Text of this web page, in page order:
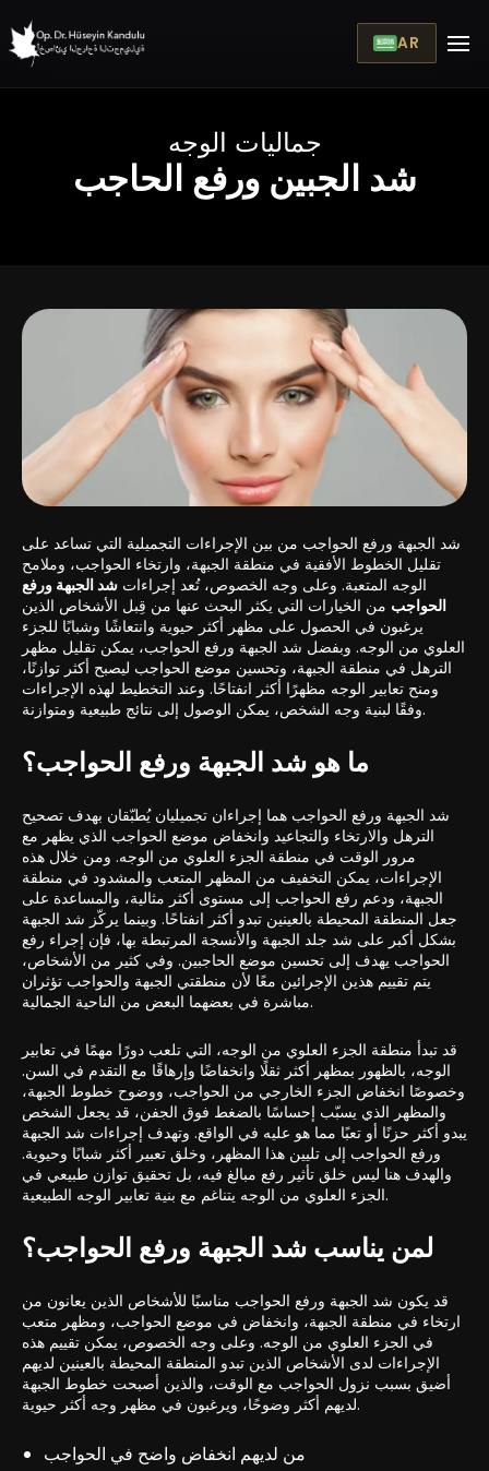
AR
جماليات الوجه
شد الجبين ورفع الحاجب
شد الجبهة ورفع الحواجب من بين الإجراءات التجميلية التي تساعد على
تقليل الخطوط الأفقية في منطقة الجبهة، وارتخاء الحواجب، وملامح
الوجه المتعبة. وعلى وجه الخصوص، تُعد إجراءات شد الجبهة ورفع
الحواجب من الخيارات التي يكثر البحث عنها من قِبل الأشخاص الذين
يرغبون في الحصول على مظهر أكثر حيوية وانتعاشًا وشبابًا للجزء
العلوي من الوجه. وبفضل شد الجبهة ورفع الحواجب، يمكن تقليل مظهر
الترهل في منطقة الجبهة، وتحسين موضع الحواجب ليصبح أكثر توازنًا،
ومنح تعابير الوجه مظهرًا أكثر انفتاحًا. وعند التخطيط لهذه الإجراءات
وفقًا لبنية وجه الشخص، يمكن الوصول إلى نتائج طبيعية ومتوازنة.
ما هو شد الجبهة ورفع الحواجب؟
شد الجبهة ورفع الحواجب هما إجراءان تجميليان يُطبّقان بهدف تصحيح
الترهل والارتخاء والتجاعيد وانخفاض موضع الحواجب الذي يظهر مع
مرور الوقت في منطقة الجزء العلوي من الوجه. ومن خلال هذه
الإجراءات، يمكن التخفيف من المظهر المتعب والمشدود في منطقة
الجبهة، ودعم رفع الحواجب إلى مستوى أكثر مثالية، والمساعدة على
جعل المنطقة المحيطة بالعينين تبدو أكثر انفتاحًا. وبينما يركّز شد الجبهة
بشكل أكبر على شد جلد الجبهة والأنسجة المرتبطة بها، فإن إجراء رفع
الحواجب يهدف إلى تحسين موضع الحاجبين. وفي كثير من الأشخاص،
يتم تقييم هذين الإجرائين معًا لأن منطقتي الجبهة والحواجب تؤثران
مباشرة في بعضهما البعض من الناحية الجمالية.
قد تبدأ منطقة الجزء العلوي من الوجه، التي تلعب دورًا مهمًا في تعابير
الوجه، بالظهور بمظهر أكثر ثقلًا وانخفاضًا وإرهاقًا مع التقدم في السن.
وخصوصًا انخفاض الجزء الخارجي من الحواجب، ووضوح خطوط الجبهة،
والمظهر الذي يسبّب إحساسًا بالضغط فوق الجفن، قد يجعل الشخص
يبدو أكثر حزنًا أو تعبًا مما هو عليه في الواقع. وتهدف إجراءات شد الجبهة
ورفع الحواجب إلى تليين هذا المظهر، وخلق تعبير أكثر شبابًا وحيوية.
والهدف هنا ليس خلق تأثير رفع مبالغ فيه، بل تحقيق توازن طبيعي في
الجزء العلوي من الوجه يتناغم مع بنية تعابير الوجه الطبيعية.
لمن يناسب شد الجبهة ورفع الحواجب؟
قد يكون شد الجبهة ورفع الحواجب مناسبًا للأشخاص الذين يعانون من
ارتخاء في منطقة الجبهة، وانخفاض في موضع الحواجب، ومظهر متعب
في الجزء العلوي من الوجه. وعلى وجه الخصوص، يمكن تقييم هذه
الإجراءات لدى الأشخاص الذين تبدو المنطقة المحيطة بالعينين لديهم
أضيق بسبب نزول الحواجب مع الوقت، والذين أصبحت خطوط الجبهة
لديهم أكثر وضوحًا، ويرغبون في مظهر وجه أكثر حيوية.
من لديهم انخفاض واضح في الحواجب